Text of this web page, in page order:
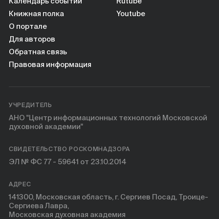
Книжная полка
О портале
Для авторов
Обратная связь
Правовая информация
Youtube
УЧРЕДИТЕЛЬ
АНО "Центр информационных технологий Московской
духовной академии"
СВИДЕТЕЛЬСТВО РОСКОМНАДЗОРА
ЭЛ № ФС 77 - 59641 от 23.10.2014
АДРЕС
141300, Московская область, г. Сергиев Посад, Троице-
Сергиева Лавра,
Московская духовная академия